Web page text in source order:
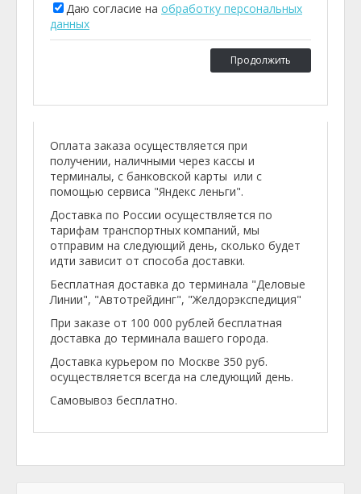
Даю согласие на обработку персональных
данных
Продолжить
Оплата заказа осуществляется при
получении, наличными через кассы и
терминалы, с банковской карты или с
помощью сервиса "Яндекс леньги".
Доставка по России осуществляется по
тарифам транспортных компаний, мы
отправим на следующий день, сколько будет
идти зависит от способа доставки.
Бесплатная доставка до терминала "Деловые
Линии", "Автотрейдинг", "Желдорэкспедиция"
При заказе от 100 000 рублей бесплатная
доставка до терминала вашего города.
Доставка курьером по Москве 350 руб.
осуществляется всегда на следующий день.
Самовывоз бесплатно.